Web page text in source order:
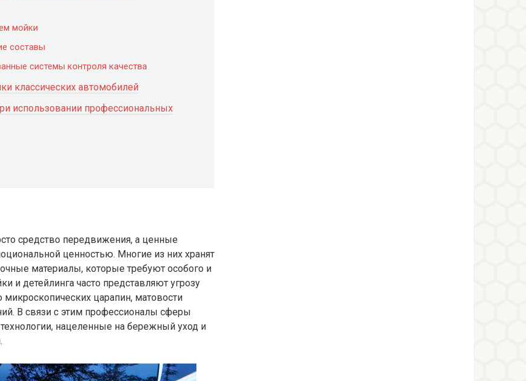
мойки
составы
системы контроля качества
классических автомобилей
использовании профессиональных
средство передвижения, а ценные
ценностью. Многие из них хранят
материалы, которые требуют особого и
и детейлинга часто представляют угрозу
царапин, матовости
В связи с этим профессионалы сферы
нацеленные на бережный уход и